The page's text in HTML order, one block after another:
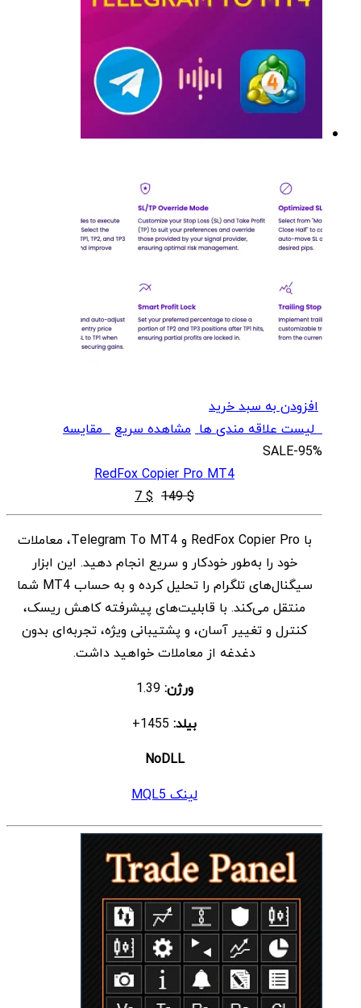
افزودن به سبد خرید
لیست علاقه مندی ها مشاهده سریعمقایسه
SALE-95%
RedFox Copier Pro MT4
$
149
قیمت
اصلی
$ 149
بود.
$
7 قیمت
فعلی
$ 7
است.
با RedFox Copier Pro و Telegram To MT4، معاملات
خود را به‌طور خودکار و سریع انجام دهید. این ابزار
سیگنال‌های تلگرام را تحلیل کرده و به حساب MT4 شما
منتقل می‌کند. با قابلیت‌های پیشرفته کاهش ریسک،
کنترل و تغییر آسان، و پشتیبانی ویژه، تجربه‌ای بدون
دغدغه از معاملات خواهید داشت.
ورژن:1.39
بیلد:
NoDLL
لینک MQL5